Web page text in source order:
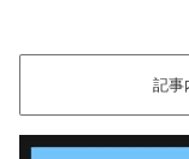
記事